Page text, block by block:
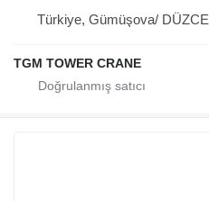
Türkiye, Gümüşova/ DÜZCE
TGM TOWER CRANE